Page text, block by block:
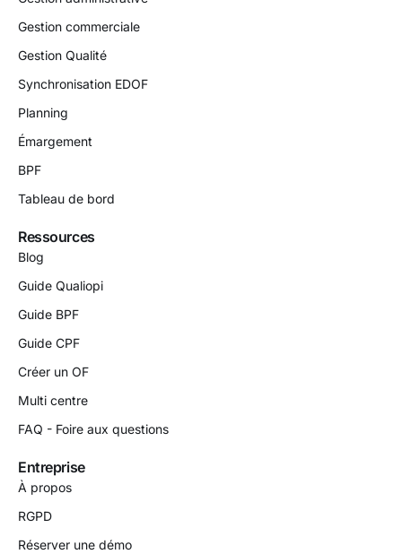
Gestion commerciale
Gestion Qualité
Synchronisation EDOF
Planning
Émargement
BPF
Tableau de bord
Ressources
Blog
Guide Qualiopi
Guide BPF
Guide CPF
Créer un OF
Multi centre
FAQ - Foire aux questions
Entreprise
À propos
RGPD
Réserver une démo